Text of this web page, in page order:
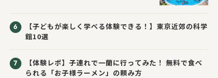
【子どもが楽しく学べる体験できる！】東京近郊の科学
館10選
【体験レポ】子連れで一蘭に行ってみた！ 無料で食べ
られる「お子様ラーメン」の頼み方